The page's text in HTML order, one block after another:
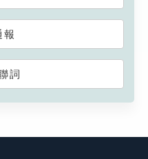
報
詞